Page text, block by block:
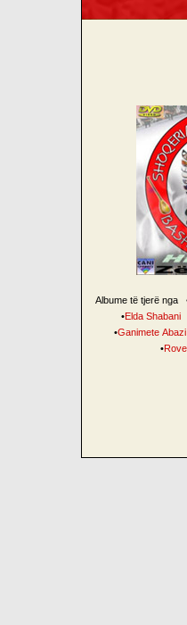
Albume të tjerë nga
•Elda Shabani
•Ganimete Abazi
•